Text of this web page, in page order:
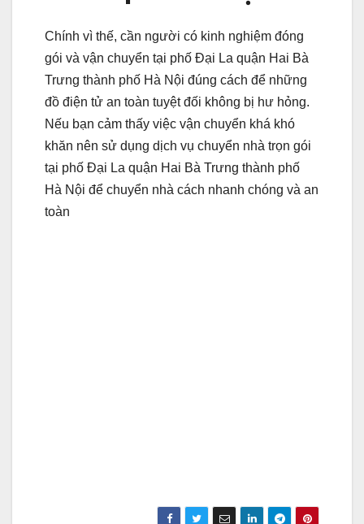
Chính vì thế, cần người có kinh nghiệm đóng
gói và vận chuyển tại phố Đại La quận Hai Bà
Trưng thành phố Hà Nội đúng cách để những
đồ điện tử an toàn tuyệt đối không bị hư hỏng.
Nếu bạn cảm thấy việc vận chuyển khá khó
khăn nên sử dụng dịch vụ chuyển nhà trọn gói
tại phố Đại La quận Hai Bà Trưng thành phố
Hà Nội để chuyển nhà cách nhanh chóng và an
toàn